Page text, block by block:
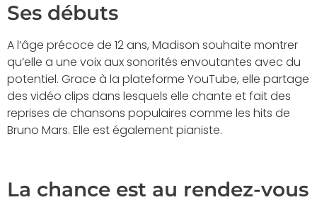
Ses débuts
A l’âge précoce de 12 ans, Madison souhaite montrer
qu’elle a une voix aux sonorités envoutantes avec du
potentiel. Grace à la plateforme YouTube, elle partage
des vidéo clips dans lesquels elle chante et fait des
reprises de chansons populaires comme les hits de
Bruno Mars. Elle est également pianiste.
La chance est au rendez-vous